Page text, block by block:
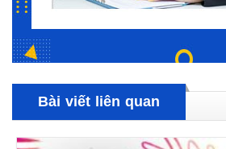
Bài viết liên quan